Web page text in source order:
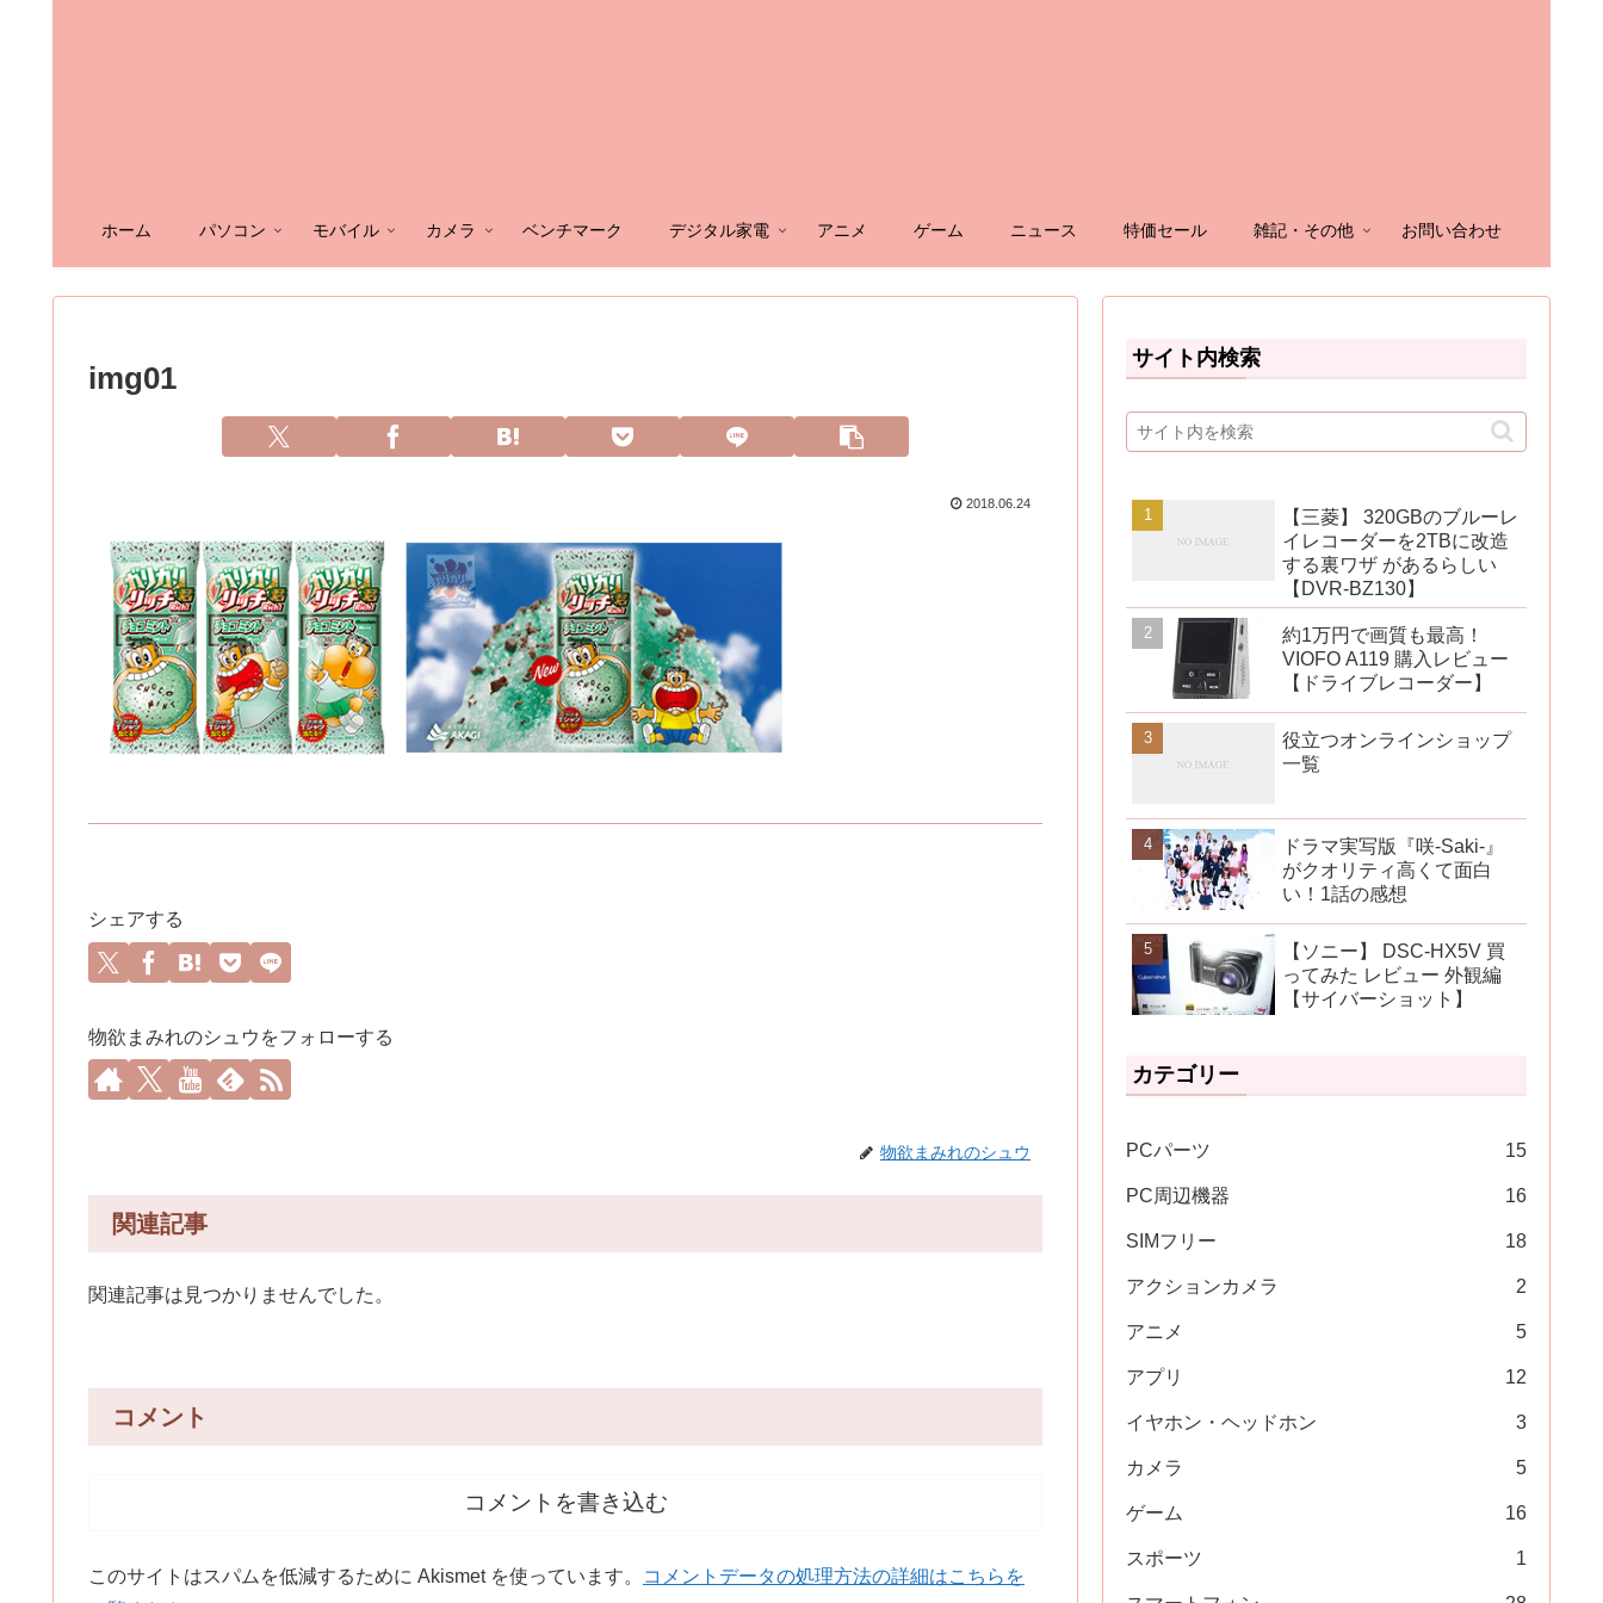
ホーム パソコン モバイル カメラ ベンチマーク デジタル家電 アニメ ゲーム ニュース 特価セール 雑記・その他 お問い合わせ
img01
2018.06.24
シェアする
物欲まみれのシュウをフォローする
物欲まみれのシュウ
関連記事
関連記事は見つかりませんでした。
コメント
コメントを書き込む
このサイトはスパムを低減するために Akismet を使っています。
コメントデータの処理方法の詳細はこちらを
サイト内検索
【三菱】 320GBのブルーレ
イレコーダーを2TBに改造
する裏ワザ があるらしい
【DVR-BZ130】
約1万円で画質も最高！
VIOFO A119 購入レビュー
【ドライブレコーダー】
役立つオンラインショップ
一覧
ドラマ実写版『咲-Saki-』
がクオリティ高くて面白
い！1話の感想
【ソニー】 DSC-HX5V 買
ってみた レビュー 外観編
【サイバーショット】
カテゴリー
PCパーツ 15
PC周辺機器 16
SIMフリー 18
アクションカメラ 2
アニメ 5
アプリ 12
イヤホン・ヘッドホン 3
カメラ 5
ゲーム 16
スポーツ 1